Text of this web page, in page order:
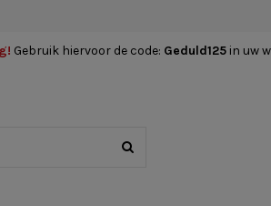
! Gebruik hiervoor de code: Geduld125 in uw